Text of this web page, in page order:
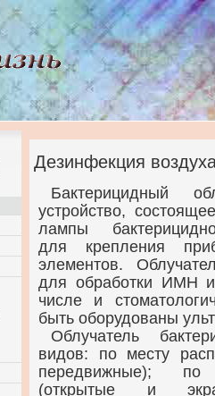
Дезинфекция
Бактерицидный
устройство,
лампы
для крепления
элементов.
для обработки ИМН
числе и
быть оборудованы
Облучатель
видов: по месту
передвижные); по
(открытые и